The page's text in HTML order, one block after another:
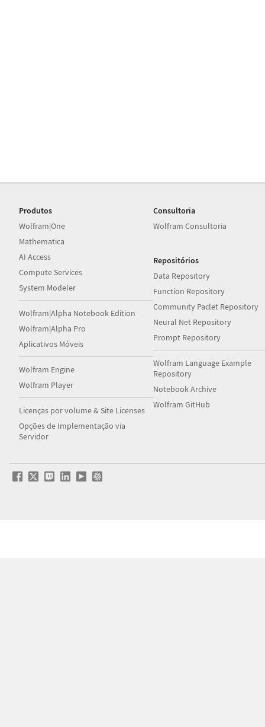
Produtos
Wolfram|One
Mathematica
AI Access
Compute Services
System Modeler
Wolfram|Alpha Notebook Edition
Wolfram|Alpha Pro
Aplicativos Móveis
Wolfram Engine
Wolfram Player
Licenças por volume & Site Licenses
Opções de Implementação via
Servidor
Consultoria
Wolfram Consultoria
Repositórios
Data Repository
Function Repository
Community Paclet Repository
Neural Net Repository
Prompt Repository
Wolfram Language Example
Repository
Notebook Archive
Wolfram GitHub